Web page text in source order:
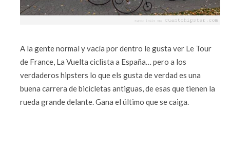
A la gente normal y vacía por dentro le gusta ver Le Tour
de France, La Vuelta ciclista a España… pero a los
verdaderos hipsters lo que els gusta de verdad es una
buena carrera de bicicletas antiguas, de esas que tienen la
rueda grande delante. Gana el último que se caiga.